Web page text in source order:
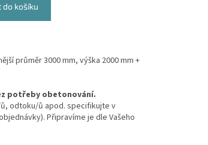
do košíku
průměr 3000 mm, výška 2000 mm +
potřeby obetonování.
odtoku/ů apod. specifikujte v
Připravíme je dle Vašeho